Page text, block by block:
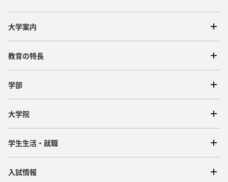
大学案内
教育の特長
学部
大学院
学生生活・就職
入試情報